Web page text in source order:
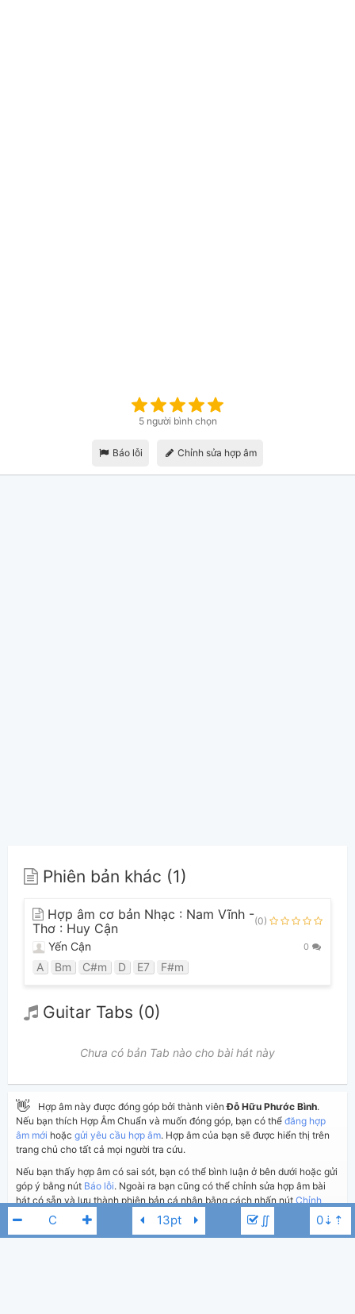
∬
5 người bình chọn
Báo lỗi Chỉnh sửa hợp âm
Phiên bản khác (1)
Hợp âm cơ bản Nhạc : Nam Vĩnh -
Thơ : Huy Cận
(0)
Yến Cận 0
A Bm C#m D E7 F#m
Guitar Tabs (0)
Chưa có bản Tab nào cho bài hát này
👋 Hợp âm này được đóng góp bởi thành viênĐỗ Hữu Phước Bình.
Nếu bạn thích Hợp Âm Chuẩn và muốn đóng góp, bạn có thể đăng hợp
âm mới hoặc gửi yêu cầu hợp âm. Hợp âm của bạn sẽ được hiển thị trên
trang chủ cho tất cả mọi người tra cứu.
Nếu bạn thấy hợp âm có sai sót, bạn có thể bình luận ở bên dưới hoặc gửi
góp ý bằng nút Báo lỗi. Ngoài ra bạn cũng có thể chỉnh sửa hợp âm bài
hát có sẵn và lưu thành phiên bản cá nhân bằng cách nhấn nútChỉnh
sửa hợp âm